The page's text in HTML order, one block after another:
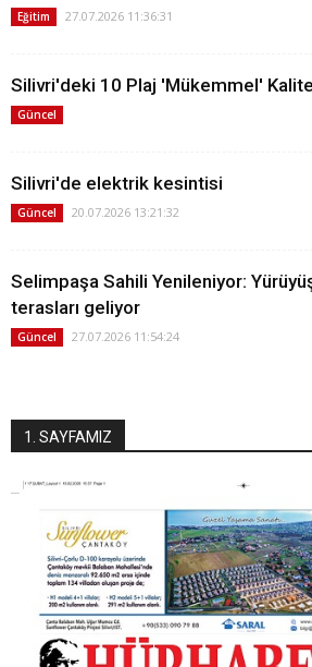
Eğitim 27.07.2026 11:36:31
Silivri'deki 10 Plaj 'Mükemmel' Kalite
Güncel
Silivri'de elektrik kesintisi
Güncel 20.07.2026 13:21:32
Selimpaşa Sahili Yenileniyor:
terasları geliyor
Güncel 27.07.2026 11:54:24
1. SAYFAMIZ